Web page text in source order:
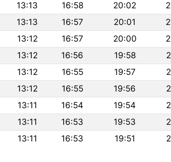
13:13 16:58 20:02
13:13 16:57 20:01
13:12 16:57 20:00
13:12 16:56 19:58
13:12 16:55 19:57
13:12 16:55 19:56
13:11 16:54 19:54
13:11 16:53 19:53
13:11 16:53 19:51